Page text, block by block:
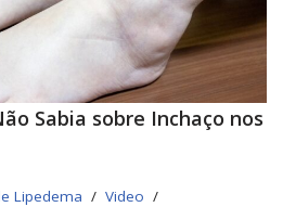
Sabia sobre Inchaço nos
Lipedema
Video